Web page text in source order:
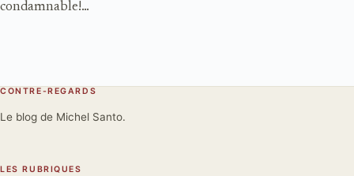
condamnable!…
CONTRE-REGARDS
Le blog de Michel Santo.
LES RUBRIQUES